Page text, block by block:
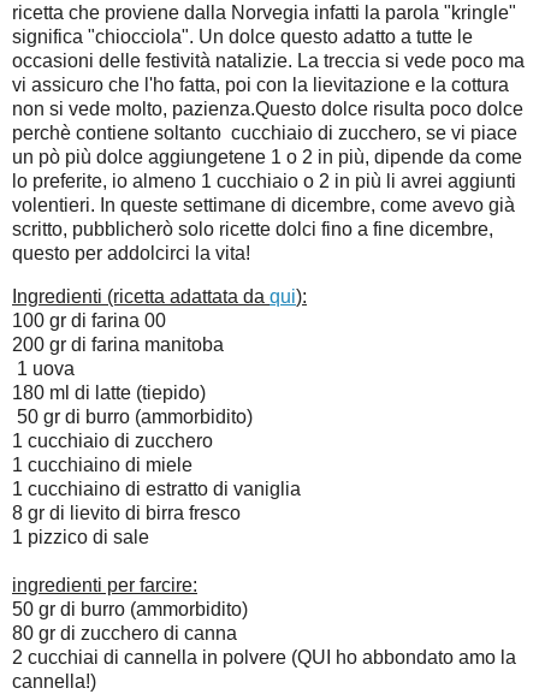
ricetta che proviene dalla Norvegia infatti la parola "kringle"
significa "chiocciola". Un dolce questo adatto a tutte le
occasioni delle festività natalizie. La treccia si vede poco ma
vi assicuro che l'ho fatta, poi con la lievitazione e la cottura
non si vede molto, pazienza.Questo dolce risulta poco dolce
perchè contiene soltanto cucchiaio di zucchero, se vi piace
un pò più dolce aggiungetene 1 o 2 in più, dipende da come
lo preferite, io almeno 1 cucchiaio o 2 in più li avrei aggiunti
volentieri. In queste settimane di dicembre, come avevo già
scritto, pubblicherò solo ricette dolci fino a fine dicembre,
questo per addolcirci la vita!
Ingredienti (ricetta adattata da qui):
100 gr di farina 00
200 gr di farina manitoba
1 uova
180 ml di latte (tiepido)
50 gr di burro (ammorbidito)
1 cucchiaio di zucchero
1 cucchiaino di miele
1 cucchiaino di estratto di vaniglia
8 gr di lievito di birra fresco
1 pizzico di sale
ingredienti per farcire:
50 gr di burro (ammorbidito)
80 gr di zucchero di canna
2 cucchiai di cannella in polvere (QUI ho abbondato amo la
cannella!)